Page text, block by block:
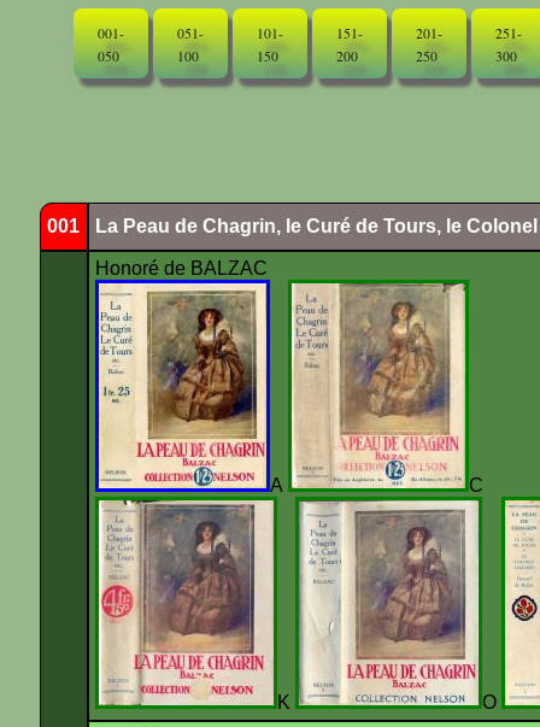
001-
050
051-
100
101-
150
151-
200
201-
250
251-
300
001 La Peau de Chagrin, le Curé de Tours, le
Honoré de BALZAC
A
K O